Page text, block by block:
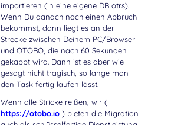
importieren (in eine eigene DB otrs).
Wenn Du danach noch einen Abbruch
bekommst, dann liegt es an der
Strecke zwischen Deinem PC/Browser
und OTOBO, die nach 60 Sekunden
gekappt wird. Dann ist es aber wie
gesagt nicht tragisch, so lange man
den Task fertig laufen lässt.
Wenn alle Stricke reißen, wir (
https://otobo.io) bieten die Migration